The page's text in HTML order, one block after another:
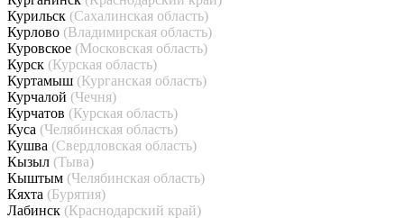
Курильск (Сахалинская область)
Курлово (Владимирская область)
Куровское (Московская область)
Курск (Курская область)
Куртамыш (Курганская область)
Курчалой (Чечня)
Курчатов (Курская область)
Куса (Челябинская область)
Кушва (Свердловская область)
Кызыл (Тыва)
Кыштым (Челябинская область)
Кяхта (Бурятия)
Лабинск (Краснодарский край)